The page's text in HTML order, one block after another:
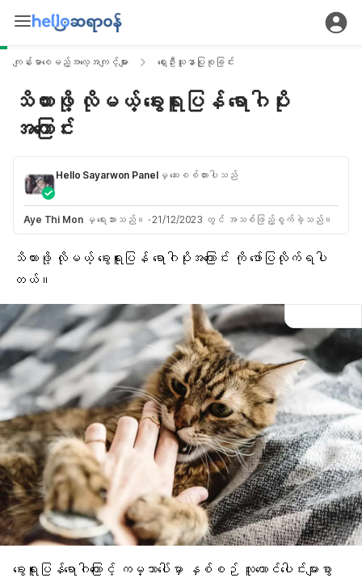
ကျန်းမာစေမည့်အလေ့အကျင့်များ ရှေးဦးသူနာပြုစုခြင်း
သိထားဖို့ လိုမယ့် ခွေးရူးပြန် ရောဂါပိုး
အကြောင်း
Hello Sayarwon Panelမှ ဆေးစစ်ထားပါသည်
Aye Thi Monမှ ရေးသားသည်။ ·21/12/2023 တွင် အသစ်ဖြည့်စွက်ခဲ့သည်။
သိထားဖို့ လိုမယ့် ခွေးရူးပြန် ရောဂါပိုးအကြောင်း ကို ဖော်ပြလိုက်ရပါ
တယ်။
ခွေးရူးပြန်ရောဂါကြောင့် ကမ္ဘာပေါ်မှာ နှစ်စဉ် လူထောင်ပေါင်းများစွာ